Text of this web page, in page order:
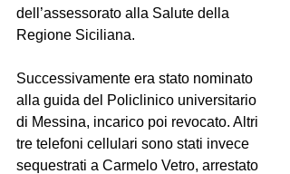
dell’assessorato alla Salute della
Regione Siciliana.
Successivamente era stato nominato
alla guida del Policlinico universitario
di Messina, incarico poi revocato. Altri
tre telefoni cellulari sono stati invece
sequestrati a Carmelo Vetro, arrestato